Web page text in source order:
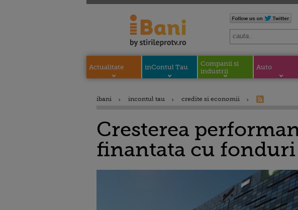
Actualitate inContul Tau
Companii si
industrii
Auto
ibani incontul tau credite si economii
Cresterea
finantata cu fonduri